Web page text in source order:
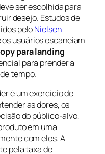
ser escolhida para
desejo. Estudos de
peloNielsen
usuários escaneiam
para landing
para prender a
tempo.
é um exercício de
as dores, os
do público-alvo,
em uma
com eles. A
pela taxa de